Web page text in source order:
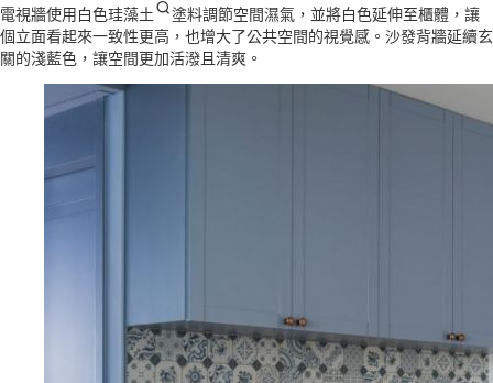
電視牆使用白色珪藻土
塗料調節空間濕氣，並將白色延伸至櫃體，讓
個立面看起來一致性更高，也增大了公共空間的視覺感。沙發背牆延續玄
關的淺藍色，讓空間更加活潑且清爽。